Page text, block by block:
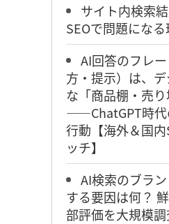
サイト内検索
SEOで問題にな
AI回答のフレ
方・提示）は、
な「商品棚・売り
――ChatGPT時代
行動【海外＆国
ッチ】
AI検索のブラ
する要因は何？
部評価を大規模調